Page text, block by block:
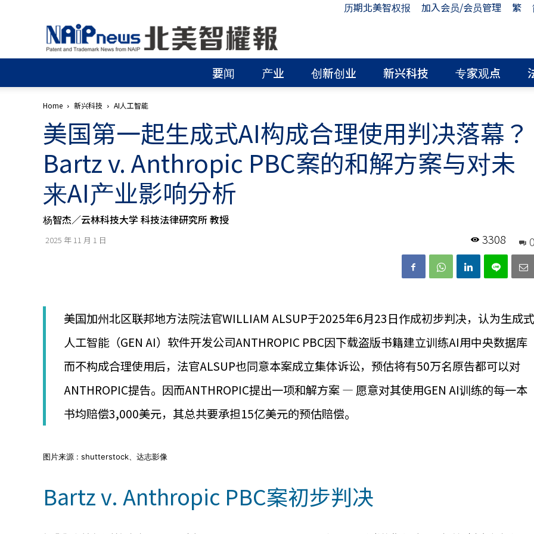
历期北美智权报 加入会员/会员管理 繁
北
美
智
權
│
申
請
│
商
標
申
請
侵
權
顧
問
│
專
利
佈
局
美
利
要闻 产业 创新创业 新兴科技 专家观点
Home 新兴科技 AI人工智能
美国第一起生成式AI构成合理使用判决落幕？
Bartz v. Anthropic PBC案的和解方案与对未
来AI产业影响分析
杨智杰／云林科技大学 科技法律研究所 教授
2025 年 11 月 1 日 3308
美国加州北区联邦地方法院法官WILLIAM ALSUP于2025年6月23日作成初步判决，认为生成式
人工智能（GEN AI）软件开发公司ANTHROPIC PBC因下载盗版书籍建立训练AI用中央数据库
而不构成合理使用后，法官ALSUP也同意本案成立集体诉讼，预估将有50万名原告都可以对
ANTHROPIC提告。因而ANTHROPIC提出一项和解方案 — 愿意对其使用GEN AI训练的每一本
书均赔偿3,000美元，其总共要承担15亿美元的预估赔偿。
图片来源 : shutterstock、达志影像
Bartz v. Anthropic PBC案初步判决